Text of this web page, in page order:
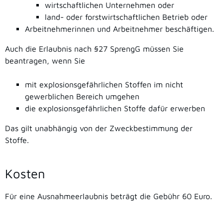
wirtschaftlichen Unternehmen oder
land- oder forstwirtschaftlichen Betrieb oder
Arbeitnehmerinnen und Arbeitnehmer beschäftigen.
Auch die Erlaubnis nach §27 SprengG müssen Sie
beantragen, wenn Sie
mit explosionsgefährlichen Stoffen im nicht
gewerblichen Bereich umgehen
die explosionsgefährlichen Stoffe dafür erwerben
Das gilt unabhängig von der Zweckbestimmung der
Stoffe.
Kosten
Für eine Ausnahmeerlaubnis beträgt die Gebühr 60 Euro.